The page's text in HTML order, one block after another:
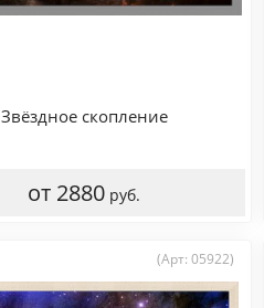
Звёздное скопление
от 2880 руб.
(Арт: 05922)